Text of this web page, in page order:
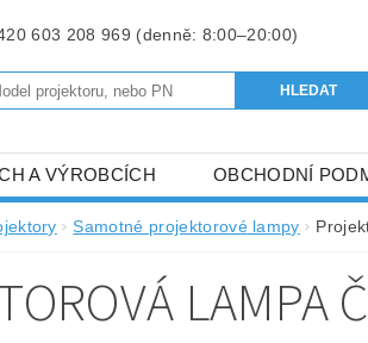
603 208 969
A VÝROBCÍCH OBCHODNÍ
Samotné projektorové lampy
LAMPA